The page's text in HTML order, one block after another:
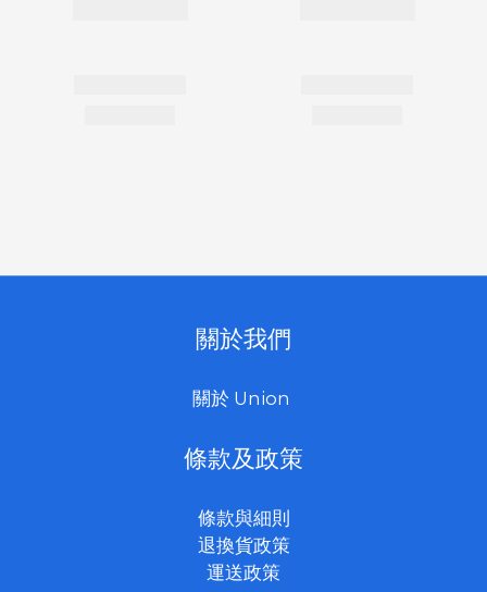
關於我們
關於 Union
條款及政策
條款與細則
退換貨政策
運送政策